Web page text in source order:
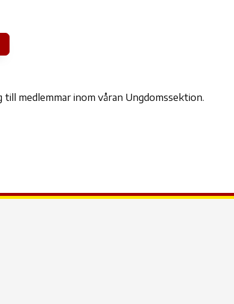
medlemmar inom våran Ungdomssektion.